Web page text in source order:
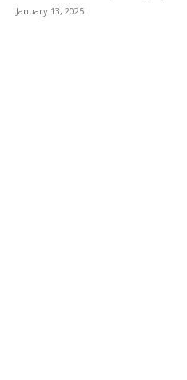
January 13, 2025